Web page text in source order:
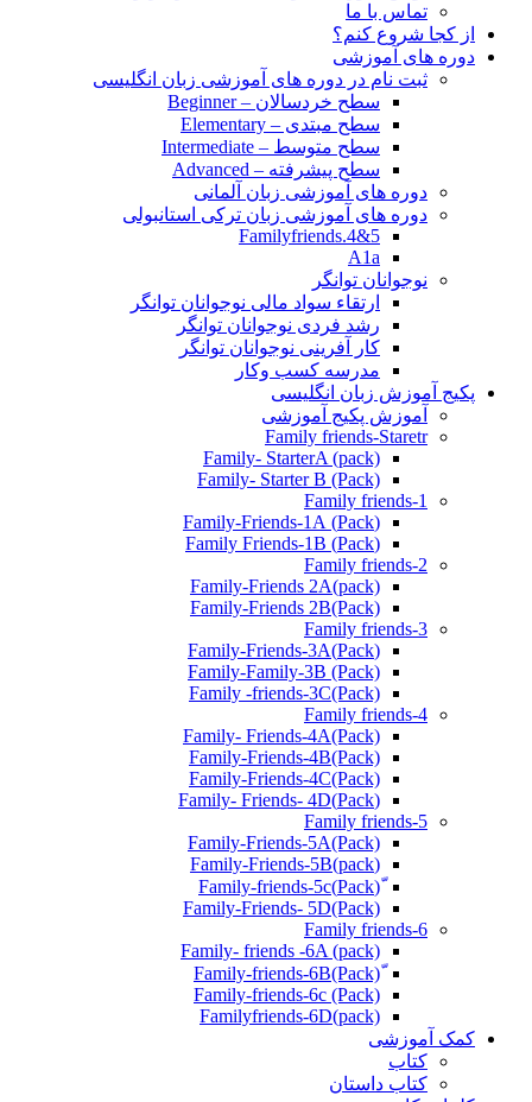
تماس با ما
از کجا شروع کنم؟
دوره های آموزشی
ثبت نام در دوره های آموزشی زبان انگلیسی
سطح خردسالان – Beginner
سطح مبتدی – Elementary
سطح متوسط – Intermediate
سطح پیشرفته – Advanced
دوره های آموزشی زبان آلمانی
دوره های آموزشی زبان ترکی استانبولی
Familyfriends.4&5
A1a
نوجوانان توانگر
ارتقاء سواد مالی نوجوانان توانگر
رشد فردی نوجوانان توانگر
کار آفرینی نوجوانان توانگر
مدرسه کسب وکار
پکیج آموزش زبان انگلیسی
آموزش پکیج آموزشی
Family friends-Staretr
Family- StarterA (pack)
Family- Starter B (Pack)
Family friends-1
(Pack) Family-Friends-1A
(Pack) Family Friends-1B
Family friends-2
Family-Friends 2A(pack)
Family-Friends 2B(Pack)
Family friends-3
(Pack)Family-Friends-3A
Family-Family-3B (Pack)
Family -friends-3C(Pack)
Family friends-4
Family- Friends-4A(Pack)
Family-Friends-4B(Pack)
Family-Friends-4C(Pack)
(Pack)Family- Friends- 4D
Family friends-5
Family-Friends-5A(Pack)
(pack)Family-Friends-5B
ّ(Pack)Family-friends-5c
Family-Friends- 5D(Pack)
Family friends-6
Family- friends -6A (pack)
Family-friends-6c (Pack)
Familyfriends-6D(pack)
کمک آموزشی
کتاب
کتاب داستان